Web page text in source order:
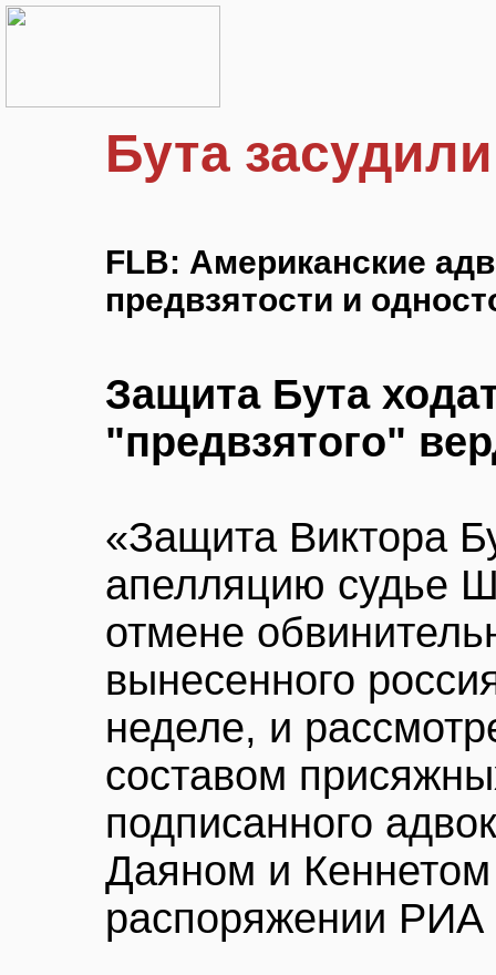
Бута
FLB: Американские
предвзятости и
Защита Бута
"предвзятого"
«Защита Виктора
апелляцию судье
отмене
вынесенного
неделе, и
составом
подписанного
Даяном и
распоряжении РИА